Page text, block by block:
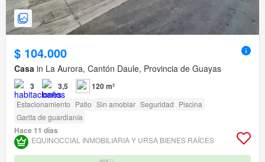
$ 104.000
Casa in La Aurora, Cantón Daule, Provincia de Guayas
3 3,5 120 m²
Estacionamiento Patio Sin amoblar Seguridad Piscina
Garita de guardianía
Hace 11 días
EQUINOCCIAL INMOBILIARIA Y URSA BIENES RAÍCES